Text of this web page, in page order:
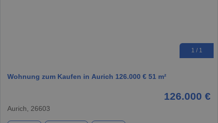
1 / 1
Wohnung zum Kaufen in Aurich 126.000 € 51 m²
126.000 €
Aurich, 26603